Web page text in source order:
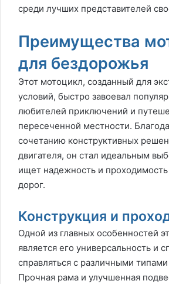
среди лучших представителей
Преимущества
для бездорожья
Этот мотоцикл, созданный для
условий, быстро завоевал
любителей приключений и
пересеченной местности.
сочетанию конструктивных
двигателя, он стал идеальным
ищет надежность и
дорог.
Конструкция и
Одной из главных особенностей
является его универсальность и
справляться с различными
Прочная рама и улучшенная